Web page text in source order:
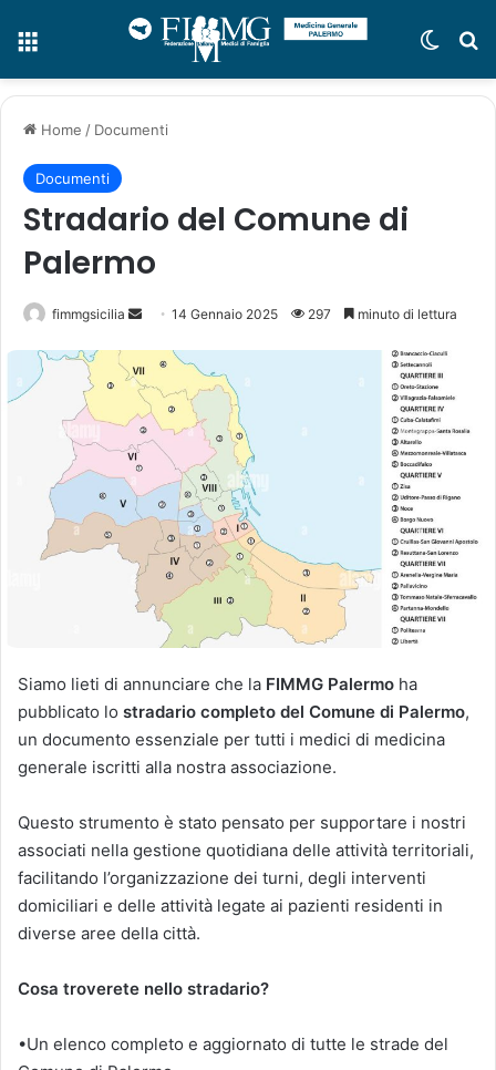
Home / Documenti
Documenti
Stradario del Comune di
Palermo
fimmgsicilia
v
i
a
u
n
'
m
14 Gennaio 2025 297 minuto di lettura
Siamo lieti di annunciare che la FIMMG Palermo ha
pubblicato lo stradario completo del Comune di Palermo,
un documento essenziale per tutti i medici di medicina
generale iscritti alla nostra associazione.
Questo strumento è stato pensato per supportare i nostri
associati nella gestione quotidiana delle attività territoriali,
facilitando l’organizzazione dei turni, degli interventi
domiciliari e delle attività legate ai pazienti residenti in
diverse aree della città.
Cosa troverete nello stradario?
•Un elenco completo e aggiornato di tutte le strade del